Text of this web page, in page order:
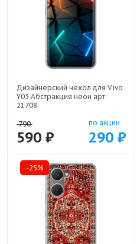
Дизайнерский чехол для Vivo
Y03 Абстракция неон арт:
21708
790
590 ₽
по акции
290 ₽
-25%